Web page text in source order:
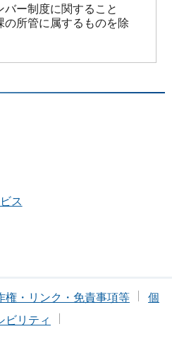
バー制度に関すること
の所管に属するものを除
ス
権・リンク・免責事項等
個
ビリティ